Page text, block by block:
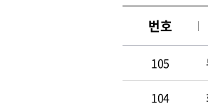
번호
105
104